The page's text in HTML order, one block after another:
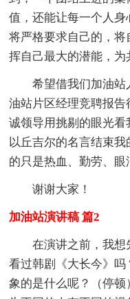
值，还能让每一个人
将严格要求自己的，
挥自己最大的潜能，为
希望借我们加油站
油站片区经理竞聘报
诚领导用挑剔的眼光
以丘吉尔的名言结束
的只是热血、勤劳、眼
谢谢大家！
加油站演讲稿 篇2
在演讲之前，我
看过韩剧《大长今》
象的是什么呢？（停